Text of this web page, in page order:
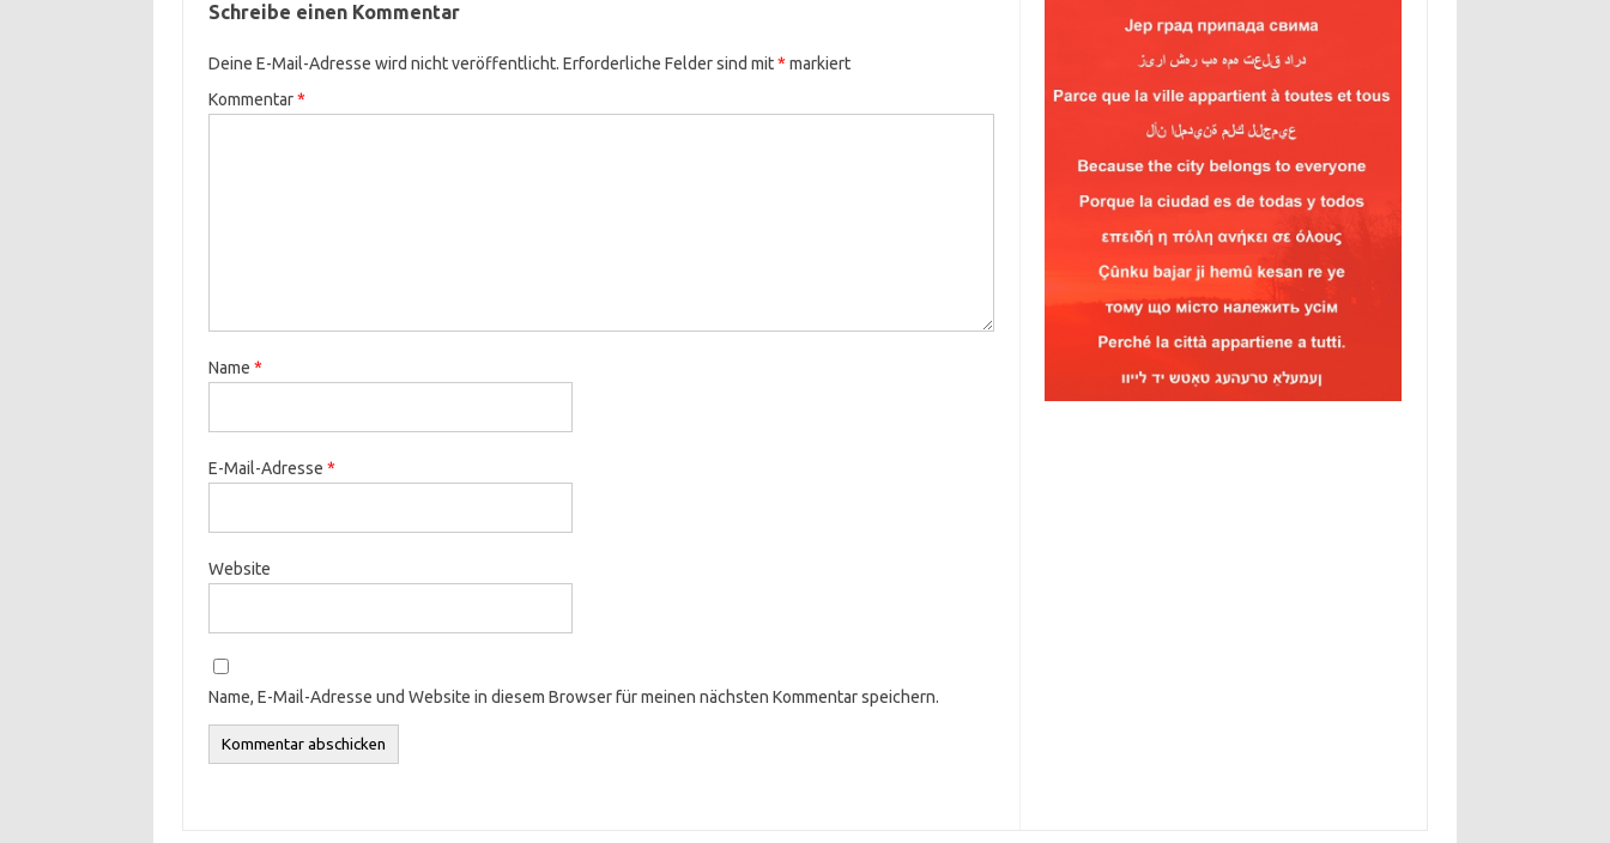
Schreibe einen Kommentar
Deine E-Mail-Adresse wird nicht veröffentlicht. Erforderliche Felder sind mit* markiert
Kommentar*
Name *
E-Mail-Adresse *
Website
Name, E-Mail-Adresse und Website in diesem Browser für meinen nächsten Kommentar speichern.